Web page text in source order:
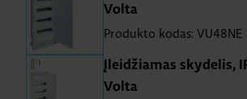
Volta
Produkto kodas: VU48NE
Įleidžiamas skydelis,
Volta